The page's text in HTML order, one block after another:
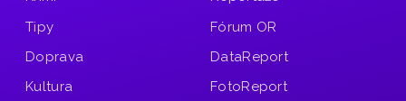
Tipy
Doprava
Kultura
Fórum OR
DataReport
FotoReport